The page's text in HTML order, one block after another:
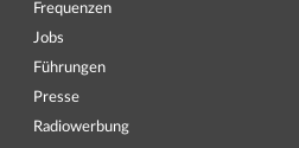
Frequenzen
Jobs
Führungen
Presse
Radiowerbung